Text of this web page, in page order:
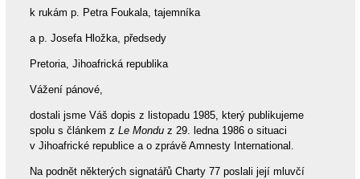
k rukám p. Petra Foukala, tajemníka
a p. Josefa Hložka, předsedy
Pretoria, Jihoafrická republika
Vážení pánové,
dostali jsme Váš dopis z listopadu 1985, který publikujeme
spolu s článkem z Le Monduz 29. ledna 1986 o situaci
v Jihoafrické republice a o zprávě Amnesty International.
Na podnět některých signatářů Charty 77 poslali její mluvčí